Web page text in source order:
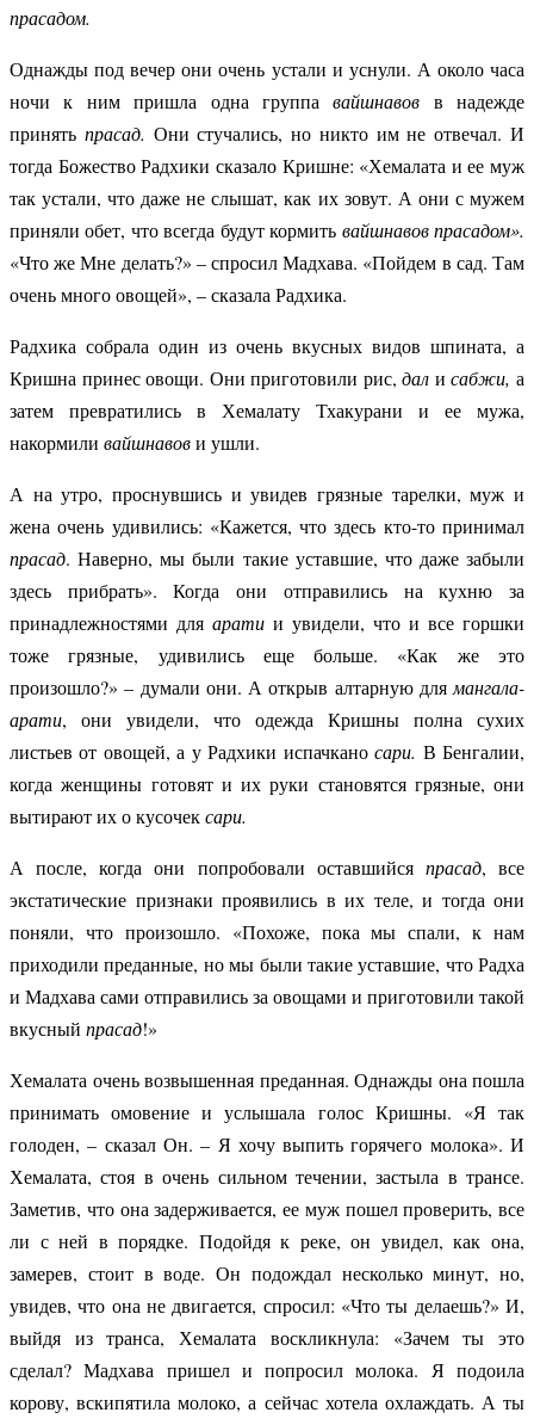
прасадом.
Однажды под вечер они очень устали и уснули. А около часа
ночи к ним пришла одна группавайшнавов в надежде
принять прасад. Они стучались, но никто им не отвечал. И
тогда Божество Радхики сказало Кришне: «Хемалата и ее муж
так устали, что даже не слышат, как их зовут. А они с мужем
приняли обет, что всегда будут кормить вайшнавов прасадом».
«Что же Мне делать?» – спросил Мадхава. «Пойдем в сад. Там
очень много овощей», – сказала Радхика.
Радхика собрала один из очень вкусных видов шпината, а
Кришна принес овощи. Они приготовили рис,дал исабжи,а
затем превратились в Хемалату Тхакурани и ее мужа,
накормили вайшнавови ушли.
А на утро, проснувшись и увидев грязные тарелки, муж и
жена очень удивились: «Кажется, что здесь кто-то принимал
прасад. Наверно, мы были такие уставшие, что даже забыли
здесь прибрать». Когда они отправились на кухню за
принадлежностями для арати и увидели, что и все горшки
тоже грязные, удивились еще больше. «Как же это
произошло?» – думали они. А открыв алтарную для мангала-
арати, они увидели, что одежда Кришны полна сухих
листьев от овощей, а у Радхики испачканосари. В Бенгалии,
когда женщины готовят и их руки становятся грязные, они
вытирают их о кусочексари.
А после, когда они попробовали оставшийся прасад, все
экстатические признаки проявились в их теле, и тогда они
поняли, что произошло. «Похоже, пока мы спали, к нам
приходили преданные, но мы были такие уставшие, что Радха
и Мадхава сами отправились за овощами и приготовили такой
вкусный прасад!»
Хемалата очень возвышенная преданная. Однажды она пошла
принимать омовение и услышала голос Кришны. «Я так
голоден, – сказал Он. – Я хочу выпить горячего молока». И
Хемалата, стоя в очень сильном течении, застыла в трансе.
Заметив, что она задерживается, ее муж пошел проверить, все
ли с ней в порядке. Подойдя к реке, он увидел, как она,
замерев, стоит в воде. Он подождал несколько минут, но,
увидев, что она не двигается, спросил: «Что ты делаешь?» И,
выйдя из транса, Хемалата воскликнула: «Зачем ты это
сделал? Мадхава пришел и попросил молока. Я подоила
корову, вскипятила молоко, а сейчас хотела охлаждать. А ты